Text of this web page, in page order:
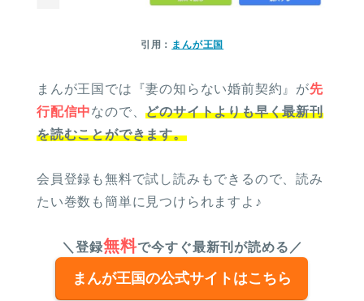
引用： まんが王国
まんが王国では『妻の知らない婚前契約』が先
行配信中なので、どのサイトよりも早く最新刊
を読むことができます。
会員登録も無料で試し読みもできるので、読み
たい巻数も簡単に見つけられますよ♪
＼登録無料で今すぐ最新刊が読める／
まんが王国の公式サイトはこちら